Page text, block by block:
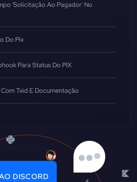
'Solicitação Ao Pagador' No
Do Pix
Para Status Do PIX
Txid E Documentação
DISCORD